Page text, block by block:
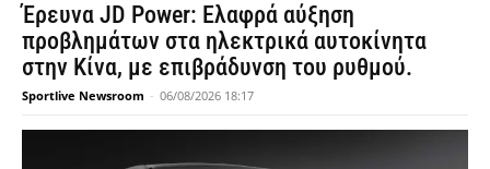
Έρευνα JD Power: Ελαφρά αύξηση
προβλημάτων στα ηλεκτρικά αυτοκίνητα
στην Κίνα, με επιβράδυνση του ρυθμού.
Sportlive Newsroom - 06/08/2026 18:17